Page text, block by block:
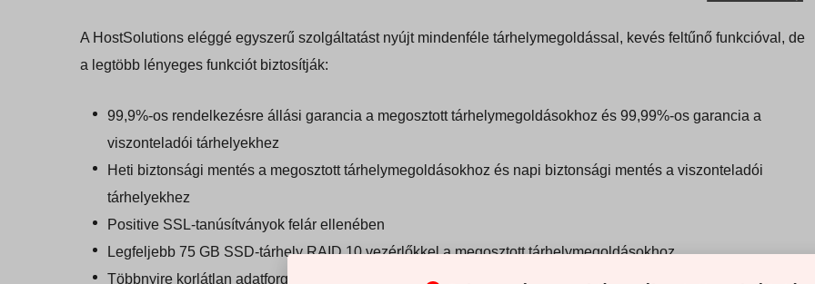
A HostSolutions eléggé egyszerű szolgáltatást nyújt mindenféle tárhelymegoldással, kevés feltűnő funkcióval, de
a legtöbb lényeges funkciót biztosítják:
99,9%-os rendelkezésre állási garancia a megosztott tárhelymegoldásokhoz és 99,99%-os garancia a
viszonteladói tárhelyekhez
Heti biztonsági mentés a megosztott tárhelymegoldásokhoz és napi biztonsági mentés a viszonteladói
tárhelyekhez
Positive SSL-tanúsítványok felár ellenében
Legfeljebb 75 GB SSD-tárhely RAID 10 vezérlőkkel a megosztott tárhelymegoldásokhoz
Többnyire korlátlan adatforgalom tartozik a csomagokhoz